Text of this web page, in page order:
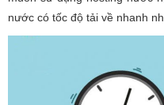
nước có tốc độ tải về nhanh